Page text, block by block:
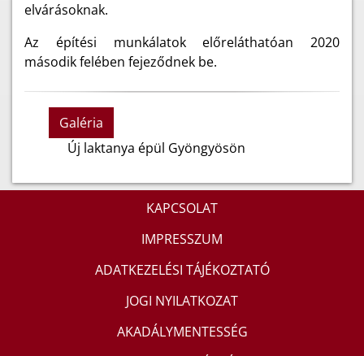
elvárásoknak.
Az építési munkálatok előreláthatóan 2020
második felében fejeződnek be.
Galéria
Új laktanya épül Gyöngyösön
KAPCSOLAT
IMPRESSZUM
ADATKEZELÉSI TÁJÉKOZTATÓ
JOGI NYILATKOZAT
AKADÁLYMENTESSÉG